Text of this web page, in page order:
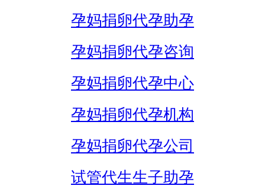
孕妈捐卵代孕助孕
孕妈捐卵代孕咨询
孕妈捐卵代孕中心
孕妈捐卵代孕机构
孕妈捐卵代孕公司
试管代生生子助孕